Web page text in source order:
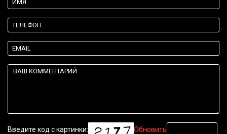
Введите код с картинки: Обновить